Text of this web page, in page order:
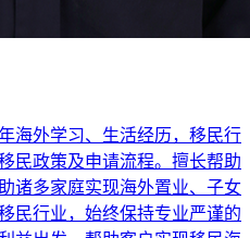
海外学习、生活经历，移民行
民政策及申请流程。擅长帮助
诸多家庭实现海外置业、子女
民行业，始终保持专业严谨的